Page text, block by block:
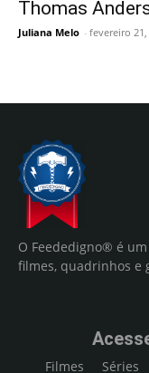
Thomas
Juliana Melo - fevereiro 21,
O Feededigno® é
filmes, quadrinhos e
Filmes Séries